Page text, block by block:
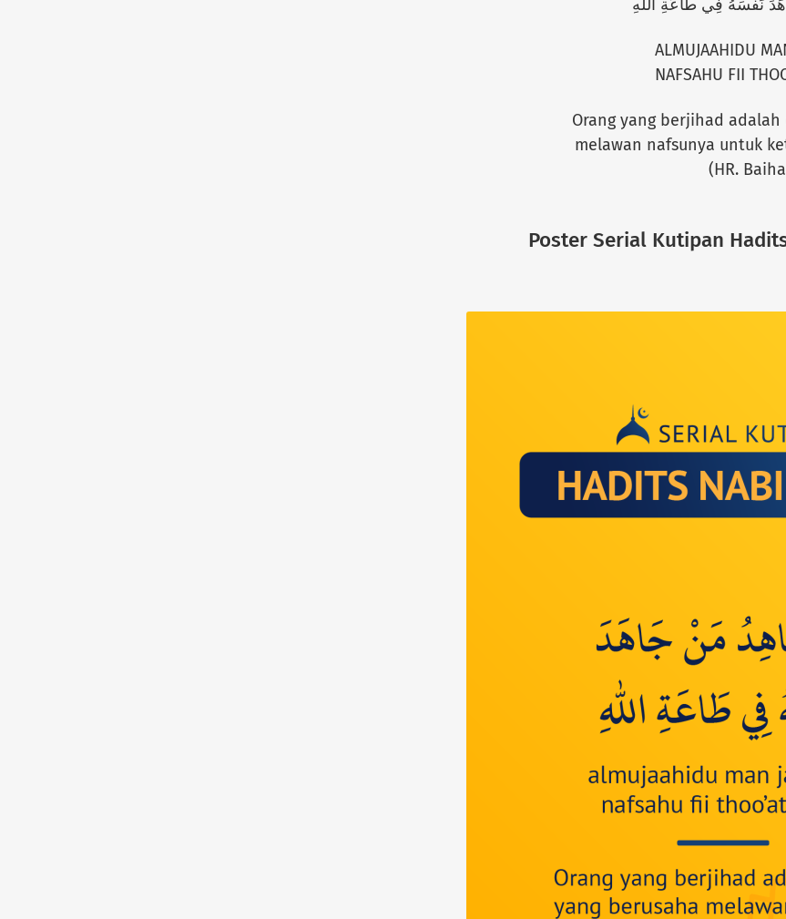
نَفْسَهُ فِي طَاعَةِ اللهِ
ALMUJAAHIDU
NAFSAHU FII
Orang yang berjihad
melawan nafsunya untuk
(HR.
Poster Serial Kutipan